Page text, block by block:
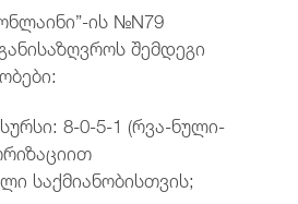
ის №N79
შემდეგი
8-0-5-1 (რვა-ნული-
საქმიანობისთვის;